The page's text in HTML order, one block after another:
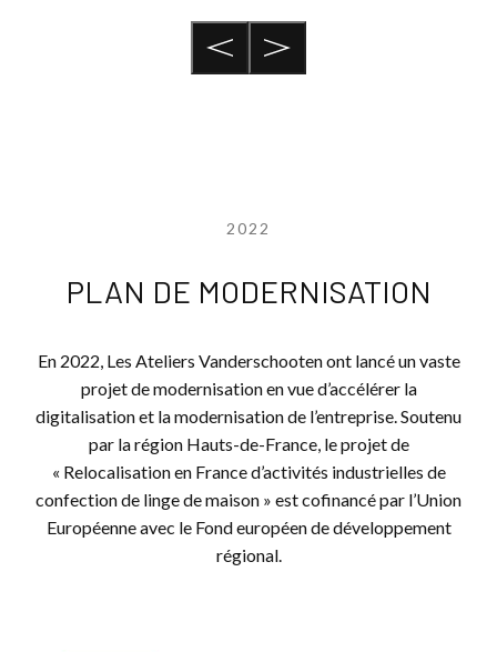
2022
PLAN DE MODERNISATION
En 2022, Les Ateliers Vanderschooten ont lancé un vaste
projet de modernisation en vue d’accélérer la
digitalisation et la modernisation de l’entreprise. Soutenu
par la région Hauts-de-France, le projet de
« Relocalisation en France d’activités industrielles de
confection de linge de maison » est cofinancé par l’Union
Européenne avec le Fond européen de développement
régional.